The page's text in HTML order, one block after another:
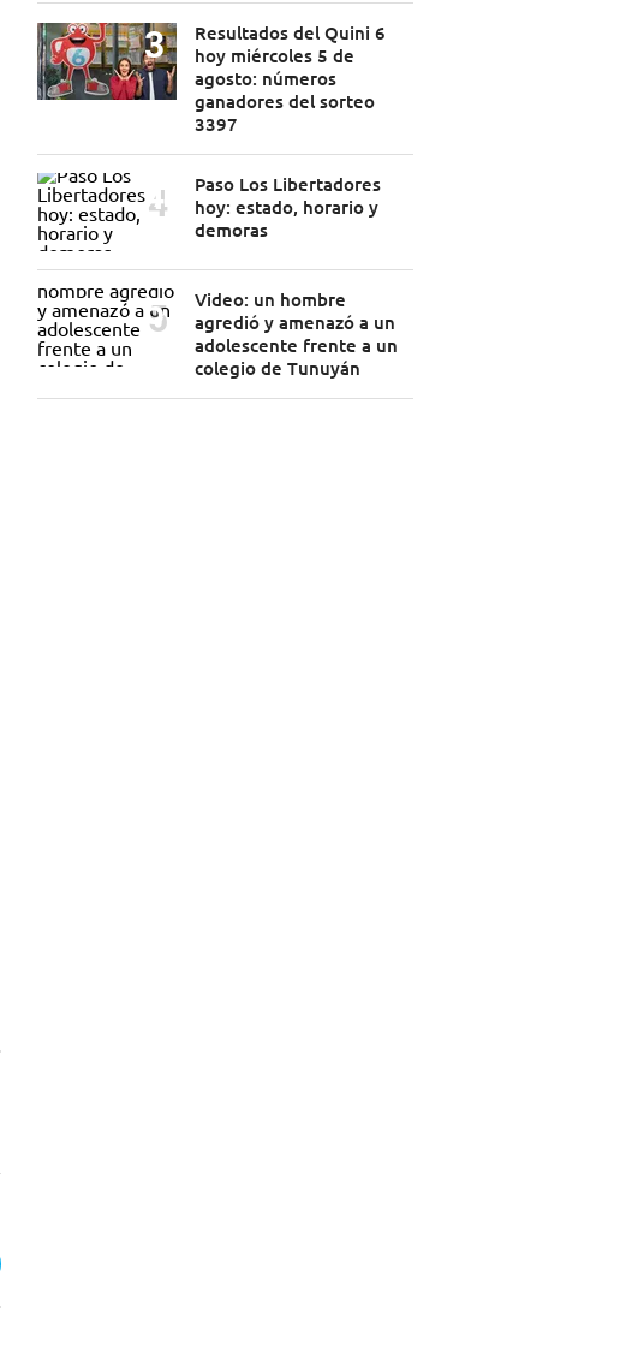
Resultados del Quini 6
hoy miércoles 5 de
agosto: números
ganadores del sorteo
3397
Paso Los Libertadores
hoy: estado, horario y
demoras
Video: un hombre
agredió y amenazó a un
adolescente frente a un
colegio de Tunuyán